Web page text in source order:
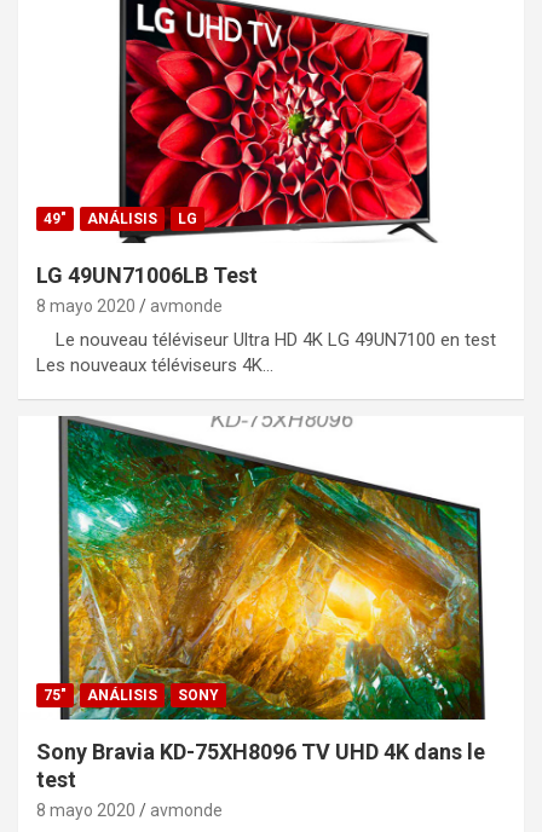
49" ANÁLISIS LG
LG 49UN71006LB Test
8 mayo 2020 avmonde
Le nouveau téléviseur Ultra HD 4K LG 49UN7100 en test
Les nouveaux téléviseurs 4K…
75" ANÁLISIS SONY
Sony Bravia KD-75XH8096 TV UHD 4K dans le
test
8 mayo 2020 avmonde